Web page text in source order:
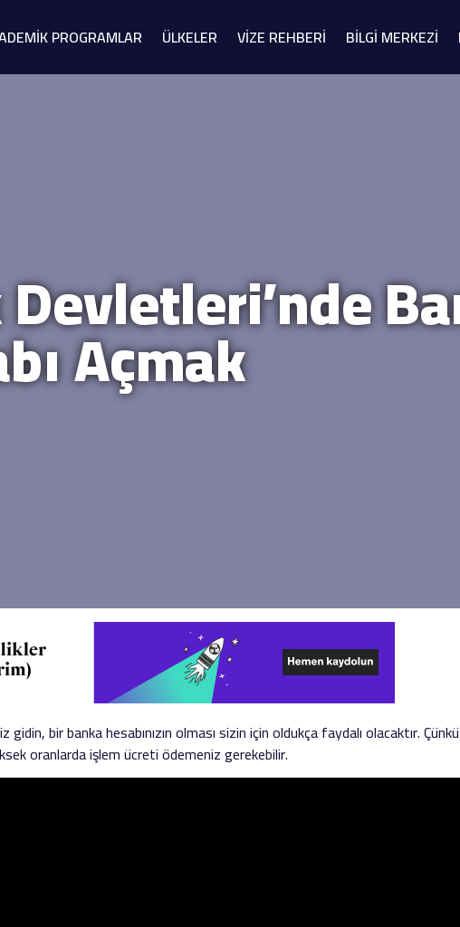
PROGRAMLAR ÜLKELER VİZE REHBERİ BİLGİ MERKEZİ
Açmak
bir banka hesabınızın olması sizin için oldukça faydalı olacaktır.
oranlarda işlem ücreti ödemeniz gerekebilir.